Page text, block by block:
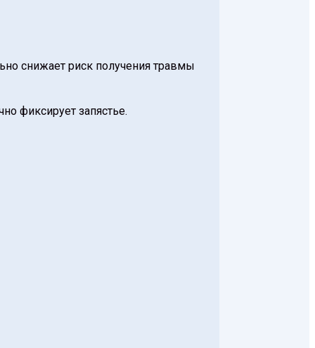
снижает риск получения травмы
фиксирует запястье.